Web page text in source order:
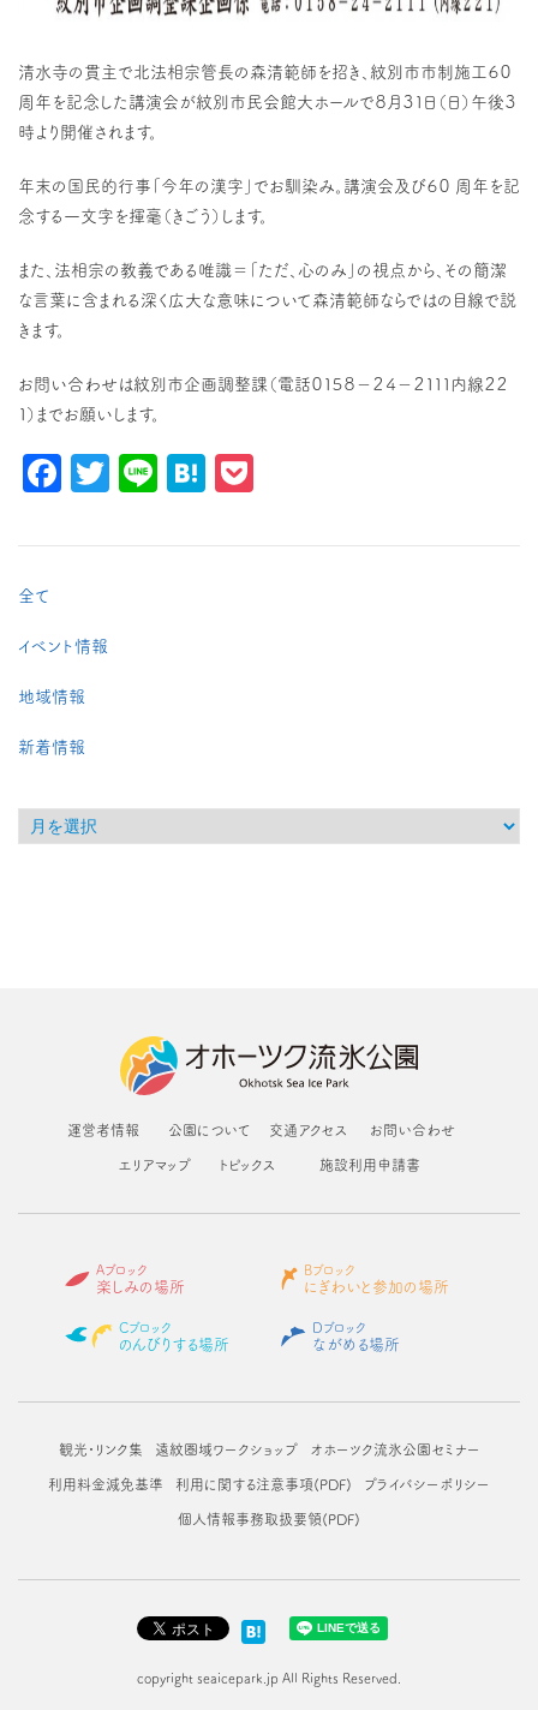
清水寺の貫主で北法相宗管長の森清範師を招き、紋別市市制施工６０
周年を記念した講演会が紋別市民会館大ホールで８月３１日（日）午後３
時より開催されます。
年末の国民的行事「今年の漢字」でお馴染み。講演会及び６０ 周年を記
念する一文字を揮毫（きごう）します。
また、法相宗の教義である唯識＝「ただ、心のみ」の視点から、その簡潔
な言葉に含まれる深く広大な意味について森清範師ならではの目線で説
きます。
お問い合わせは紋別市企画調整課（電話０１５８－２４－２１１１内線２２
１）までお願いします。
Facebook
Twitter
LineHatena
全て
イベント情報
地域情報
新着情報
運営者情報 公園について 交通アクセス お問い合わせ
エリアマップ トピックス 施設利用申請書
Aブロック
楽しみの場所
Bブロック
にぎわいと参加の場所
Cブロック
のんびりする場所
Dブロック
ながめる場所
観光・リンク集 遠紋圏域ワークショップ オホーツク流氷公園セミナー
利用料金減免基準 利用に関する注意事項(PDF) プライバシーポリシー
個人情報事務取扱要領(PDF)
copyright seaicepark.jp All Rights Reserved.